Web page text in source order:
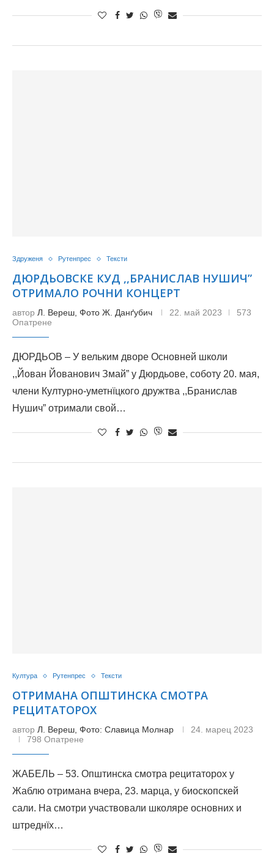
Здруженя Рутенпрес Тексти
ДЮРДЬОВСКЕ КУД ,,БРАНИСЛАВ НУШИЧ”
ОТРИМАЛО РОЧНИ КОНЦЕРТ
автор Л. Вереш, Фото Ж. Данґубич 22. май 2023
573
Опатрене
ДЮРДЬОВ – У вельким дворе Основней школи
,,Йован Йованович Змай” у Дюрдьове, соботу 20. мая,
члени Културно-уметнїцкого дружтва ,,Бранислав
Нушич” отримали свой…
Култура Рутенпрес Тексти
ОТРИМАНА ОПШТИНСКА СМОТРА
РЕЦИТАТОРОХ
автор Л. Вереш, Фото: Славица Молнар
24. марец 2023
798 Опатрене
ЖАБЕЛЬ – 53. Општинска смотра рецитаторох у
Жаблю отримана вчера, 23. марца, у биоскопскей
сали. На смотри участвовали школяре основних и
штреднїх…